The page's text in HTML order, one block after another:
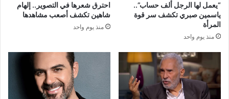
“يعمل لها الرجل ألف حساب”..
ياسمين صبري تكشف سر قوة
المرأة
منذ يوم واحد
احترق شعرها في التصوير.. إلهام
شاهين تكشف أصعب مشاهدها
منذ يوم واحد